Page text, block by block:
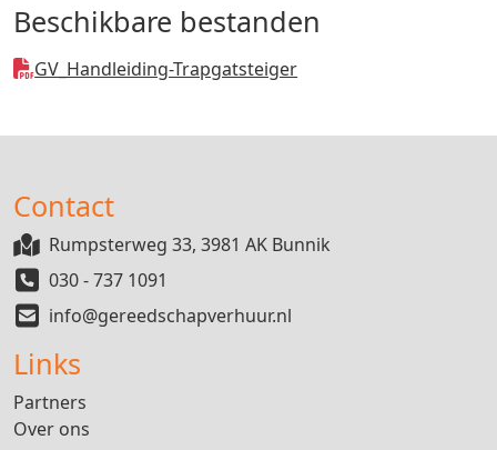
Beschikbare bestanden
GV_Handleiding-Trapgatsteiger
Contact
Rumpsterweg 33, 3981 AK Bunnik
030 - 737 1091
info@gereedschapverhuur.nl
Links
Partners
Over ons